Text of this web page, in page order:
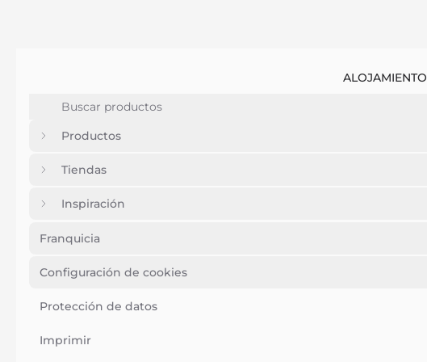
ALOJAMIENTO
Productos
Tiendas
Inspiración
Franquicia
Configuración de cookies
Protección de datos
Imprimir